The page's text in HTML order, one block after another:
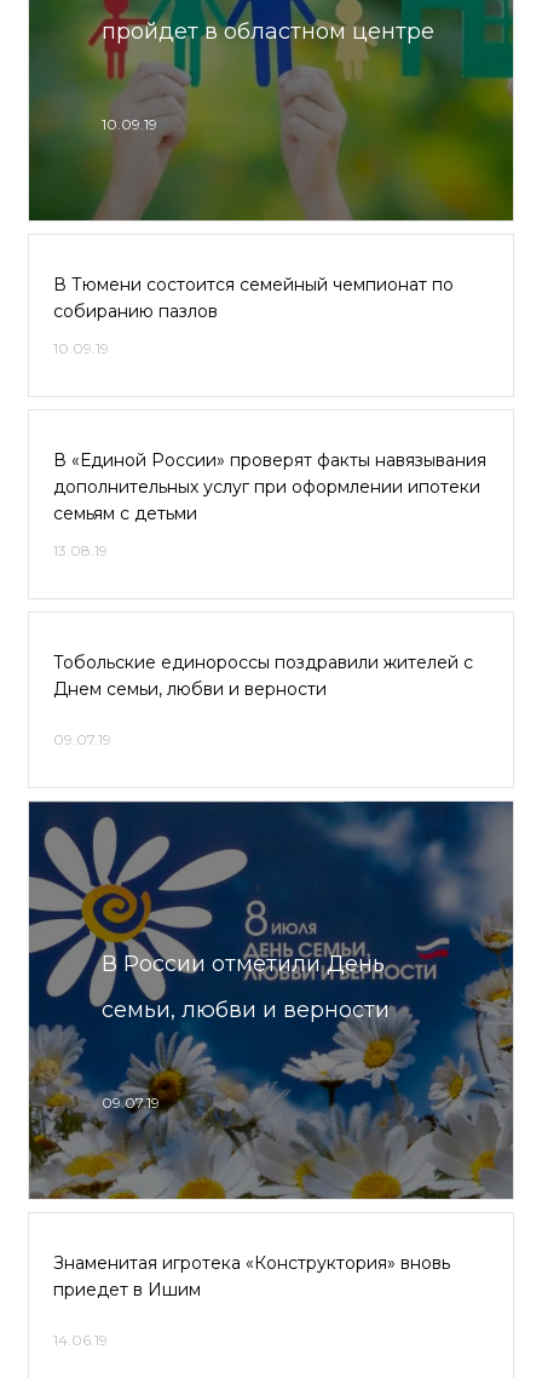
пройдет в областном центре
10.09.19
В Тюмени состоится семейный чемпионат по
собиранию пазлов
10.09.19
В «Единой России» проверят факты навязывания
дополнительных услуг при оформлении ипотеки
семьям с детьми
13.08.19
Тобольские единороссы поздравили жителей с
Днем семьи, любви и верности
09.07.19
В России отметили День
семьи, любви и верности
09.07.19
Знаменитая игротека «Конструктория» вновь
приедет в Ишим
14.06.19